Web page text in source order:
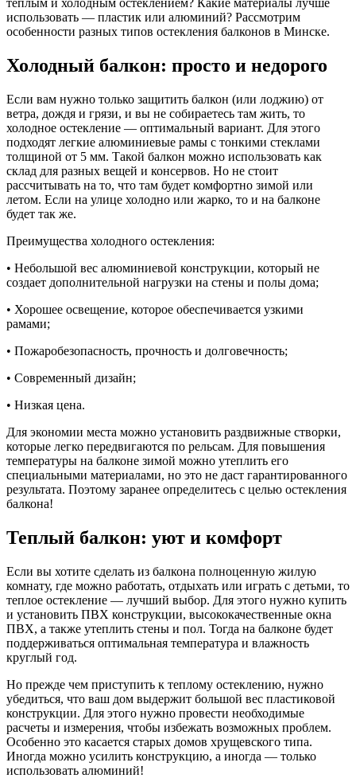
использовать — пластик или алюминий? Рассмотрим
особенности разных типов остекления балконов в Минске.
Холодный балкон: просто и недорого
Если вам нужно только защитить балкон (или лоджию) от
ветра, дождя и грязи, и вы не собираетесь там жить, то
холодное остекление — оптимальный вариант. Для этого
подходят легкие алюминиевые рамы с тонкими стеклами
толщиной от 5 мм. Такой балкон можно использовать как
склад для разных вещей и консервов. Но не стоит
рассчитывать на то, что там будет комфортно зимой или
летом. Если на улице холодно или жарко, то и на балконе
будет так же.
Преимущества холодного остекления:
• Небольшой вес алюминиевой конструкции, который не
создает дополнительной нагрузки на стены и полы дома;
• Хорошее освещение, которое обеспечивается узкими
рамами;
• Пожаробезопасность, прочность и долговечность;
• Современный дизайн;
• Низкая цена.
Для экономии места можно установить раздвижные створки,
которые легко передвигаются по рельсам. Для повышения
температуры на балконе зимой можно утеплить его
специальными материалами, но это не даст гарантированного
результата. Поэтому заранее определитесь с целью остекления
балкона!
Теплый балкон: уют и комфорт
Если вы хотите сделать из балкона полноценную жилую
комнату, где можно работать, отдыхать или играть с детьми, то
теплое остекление — лучший выбор. Для этого нужно купить
и установить ПВХ конструкции, высококачественные окна
ПВХ, а также утеплить стены и пол. Тогда на балконе будет
поддерживаться оптимальная температура и влажность
круглый год.
Но прежде чем приступить к теплому остеклению, нужно
убедиться, что ваш дом выдержит большой вес пластиковой
конструкции. Для этого нужно провести необходимые
расчеты и измерения, чтобы избежать возможных проблем.
Особенно это касается старых домов хрущевского типа.
Иногда можно усилить конструкцию, а иногда — только
использовать алюминий!